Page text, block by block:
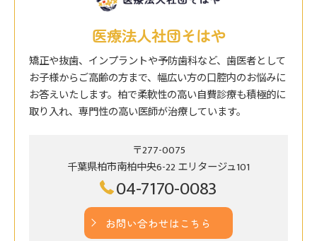
医療法人社団そはや
矯正や抜歯、インプラントや予防歯科など、歯医者として
お子様からご高齢の方まで、幅広い方の口腔内のお悩みに
お答えいたします。柏で柔軟性の高い自費診療も積極的に
取り入れ、専門性の高い医師が治療しています。
〒277-0075
千葉県柏市南柏中央6-22 エリタージュ101
04-7170-0083
お問い合わせはこちら